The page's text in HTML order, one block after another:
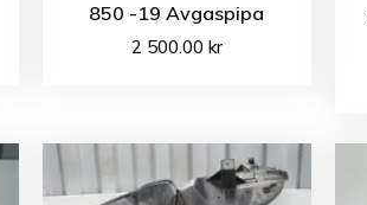
850 -19 Avgaspipa
2 500.00 kr